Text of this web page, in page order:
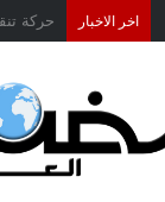
اخر الاخبار محافظ